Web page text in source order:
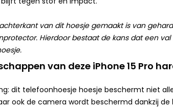
van dit hoesje gemaakt is van
Hierdoor bestaat de kans dat een
van deze iPhone 15 Pro
dit telefoonhoesje hoesje beschermt niet
ook de camera wordt beschermd dankzij de